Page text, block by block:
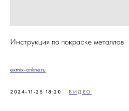
Инструкция по покраске металлов
exmix-online.ru
2024-11-25 18:20 ВИДЕО